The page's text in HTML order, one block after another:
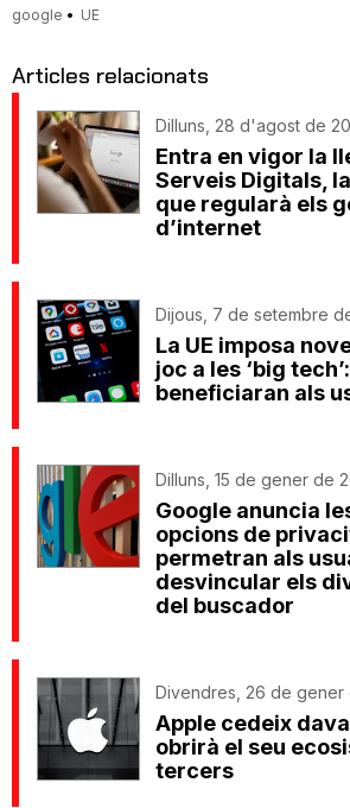
google UE
Articles relacionats
Dilluns, 28 d'agost de
Entra en vigor la
Serveis Digitals,
que regularà els
d’internet
Dijous, 7 de setembre
La UE imposa
joc a les ‘big
beneficiaran als
Dilluns, 15 de gener de
Google anuncia
opcions de
permetran als
desvincular els
del buscador
Divendres, 26 de gener
Apple cedeix
obrirà el seu
tercers